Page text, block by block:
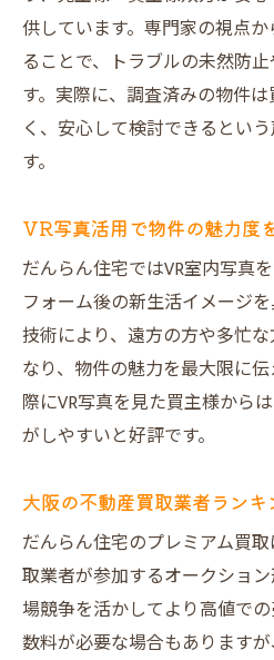
供しています。専門家の視点
ることで、トラブルの未然防
す。実際に、調査済みの物件
く、安心して検討できるとい
す。
VR写真活用で物件の魅力度
だんらん住宅ではVR室内写真
フォーム後の新生活イメージ
技術により、遠方の方や多忙
なり、物件の魅力を最大限に
際にVR写真を見た買主様から
がしやすいと好評です。
大阪の不動産買取業者ラン
だんらん住宅のプレミアム買
取業者が参加するオークショ
場競争を活かしてより高値で
数料が必要な場合もあります